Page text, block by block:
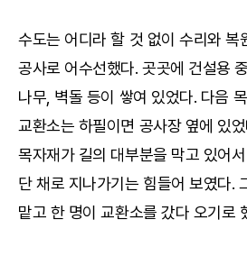
수도는 어디라 할 것 없이 수리와 복
공사로 어수선했다. 곳곳에 건설용
나무, 벽돌 등이 쌓여 있었다. 다음
교환소는 하필이면 공사장 옆에 있
목자재가 길의 대부분을 막고 있어
단 채로 지나가기는 힘들어 보였다.
맡고 한 명이 교환소를 갔다 오기로